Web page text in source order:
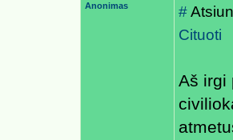
Anonimas #
Cituoti
Aš irgi